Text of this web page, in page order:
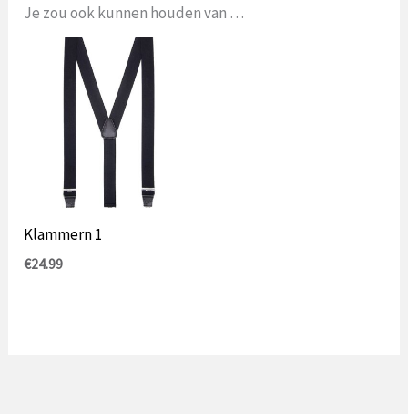
Je zou ook kunnen houden van …
Klammern 1
€24.99